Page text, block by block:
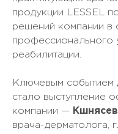
продукции LESSEL
решений компании в
профессионального
реабилитации.
Ключевым событием
стало выступление
компании —
врача-дерматолога,